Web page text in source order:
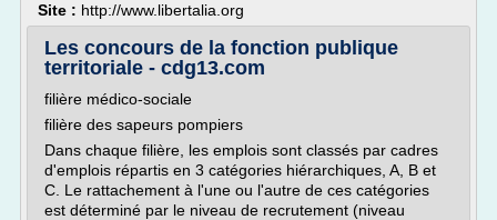
Site : http://www.libertalia.org
Les concours de la fonction publique
territoriale - cdg13.com
filière médico-sociale
filière des sapeurs pompiers
Dans chaque filière, les emplois sont classés par cadres
d'emplois répartis en 3 catégories hiérarchiques, A, B et
C. Le rattachement à l'une ou l'autre de ces catégories
est déterminé par le niveau de recrutement (niveau